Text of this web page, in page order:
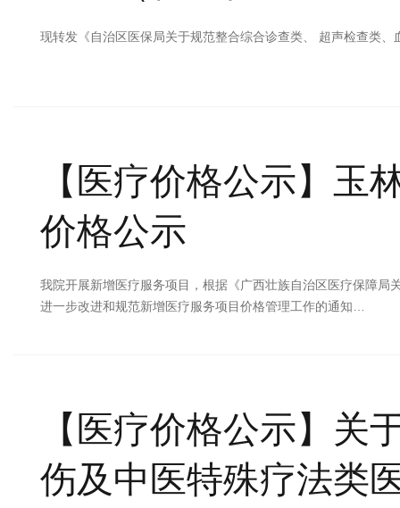
现转发《自治区医保局关于规范整合综合诊查类、 超声检查类
【医疗价格公示】 玉
价格公示
我院开展新增医疗服务项目，根据《广西壮族自治区医疗保障
进一步改进和规范新增医疗服务项目价格管理工作的通知…
【医疗价格公示】 关
伤及中医特殊疗法类